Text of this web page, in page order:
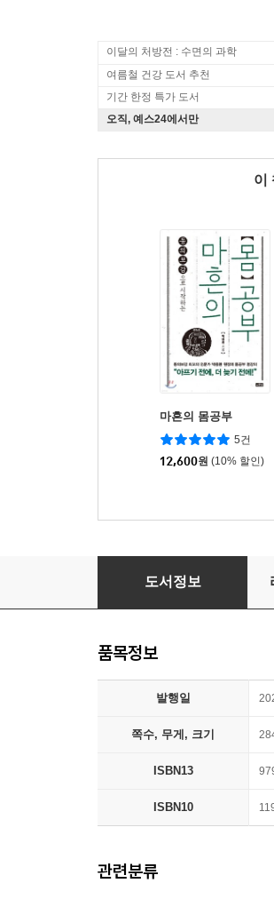
이달의 처방전 : 수면의 과학
여름철 건강 도서 추천
기간 한정 특가 도서
오직, 예스24에서만
이
마흔의 몸공부
5건
12,600원 (10% 할인)
잘 살고 싶다면 면역이 답이
도서정보
품목정보
발행일
쪽수, 무게, 크기
ISBN13
ISBN10
관련분류